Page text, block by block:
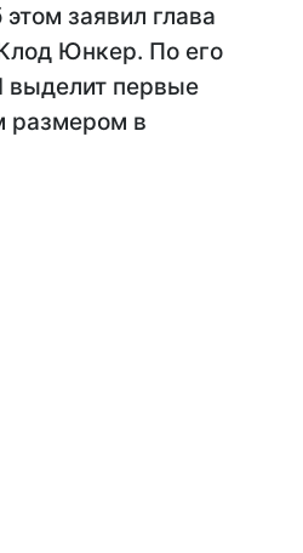
заявил глава
Юнкер. По его
выделит первые
размером в